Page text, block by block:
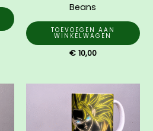
Beans
TOEVOEGEN AAN
WINKELWAGEN
€10,00